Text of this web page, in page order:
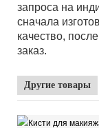
запроса на
сначала
качество,
заказ.
Другие товары